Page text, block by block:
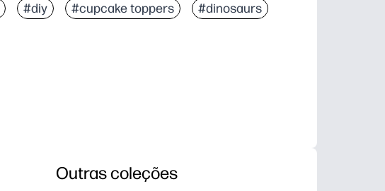
#diy #cupcake toppers #dinosaurs
Outras coleções